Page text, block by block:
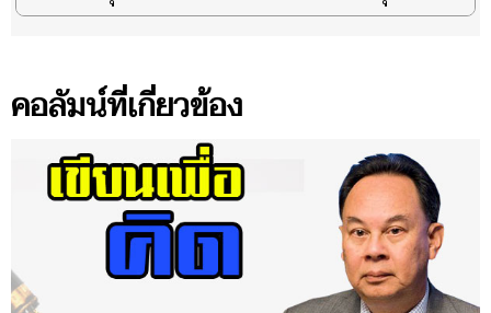
คอลัมน์ที่เกี่ยวข้อง